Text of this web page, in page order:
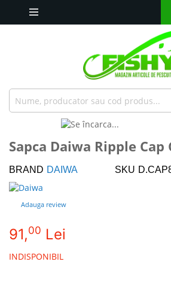
the
of
the
images
gallery
to
beginning
of
the
images
Sapca Daiwa Ripple Cap
BRAND DAIWA SKU
Adauga review
91,00 Lei
INDISPONIBIL